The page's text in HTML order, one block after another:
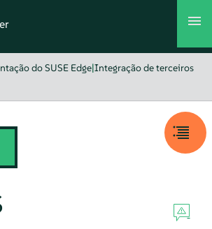
do SUSE Edge|Integração de terceiros